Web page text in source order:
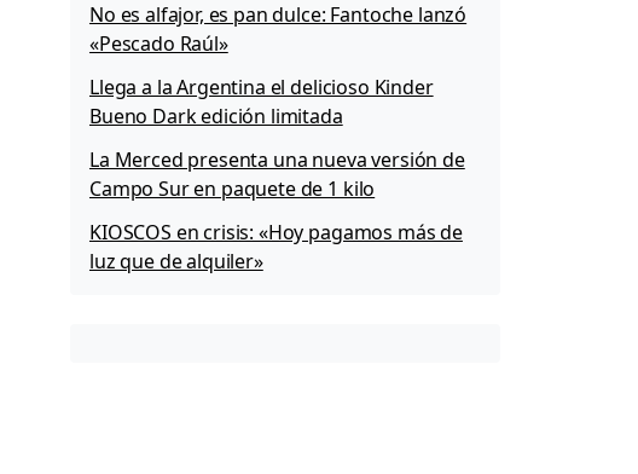
No es alfajor, es pan dulce: Fantoche lanzó
«Pescado Raúl»
Llega a la Argentina el delicioso Kinder
Bueno Dark edición limitada
La Merced presenta una nueva versión de
Campo Sur en paquete de 1 kilo
KIOSCOS en crisis: «Hoy pagamos más de
luz que de alquiler»